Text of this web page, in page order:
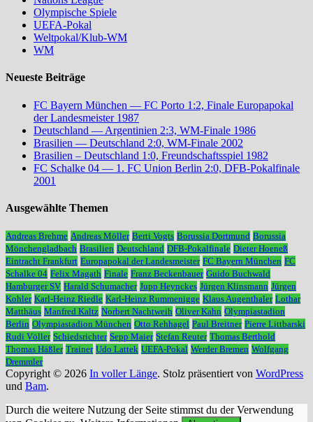
Olympische Spiele
UEFA-Pokal
Weltpokal/Klub-WM
WM
Neueste Beiträge
FC Bayern München — FC Porto 1:2, Finale Europapokal
der Landesmeister 1987
Deutschland — Argentinien 2:3, WM-Finale 1986
Brasilien — Deutschland 2:0, WM-Finale 2002
Brasilien – Deutschland 1:0, Freundschaftsspiel 1982
FC Schalke 04 — 1. FC Union Berlin 2:0, DFB-Pokalfinale
2001
Ausgewählte Themen
Andreas Brehme Andreas Möller Berti Vogts Borussia Dortmund Borussia
Mönchengladbach Brasilien Deutschland DFB-Pokalfinale Dieter Hoeneß
Eintracht Frankfurt Europapokal der Landesmeister FC Bayern München FC
Schalke 04 Felix Magath Finale Franz Beckenbauer Guido Buchwald
Hamburger SV Harald Schumacher Jupp Heynckes Jürgen Klinsmann Jürgen
Kohler Karl-Heinz Riedle Karl-Heinz Rummenigge Klaus Augenthaler Lothar
Matthäus Manfred Kaltz Norbert Nachtweih Oliver Kahn Olympiastadion
Berlin Olympiastadion München Otto Rehhagel Paul Breitner Pierre Littbarski
Rudi Völler Schiedsrichter Sepp Maier Stefan Reuter Thomas Berthold
Thomas Häßler Trainer Udo Lattek UEFA-Pokal Werder Bremen Wolfgang
Dremmler
Copyright © 2026 In voller Länge. Stolz präsentiert von WordPress
und Bam.
Durch die weitere Nutzung der Seite stimmst du der Verwendung